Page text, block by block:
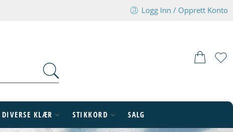
Logg Inn / Opprett Konto
DIVERSE KLÆR STIKKORD SALG